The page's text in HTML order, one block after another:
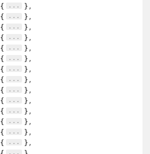
{ ...
}
{ ...
}
{ ...
}
{ ...
}
{ ...
}
{ ...
}
{ ...
}
{ ...
}
{ ...
}
{ ...
}
{ ...
}
{ ...
}
{ ...
}
{ ...
}
...